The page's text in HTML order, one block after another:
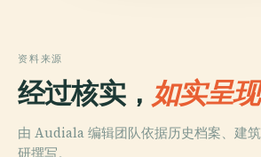
资料来源
经过核实， 如实呈现
由 Audiala 编辑团队依据历史档案、建
研撰写。